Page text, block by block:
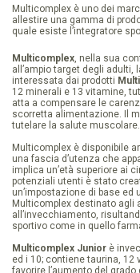
SPECIALI
BSN
PREMI
POWER
POINTS
BSN
TV
BSN
Multicomplex è uno dei
allestire una gamma di
quale esiste l’integratore
Multicomplex, nella sua
all’ampio target degli adulti,
interessata dai prodotti
12 minerali e 13 vitamine,
atta a compensare le
scorretta alimentazione. Il
tutelare la salute muscolare.
Multicomplex è disponibile
una fascia d’utenza che
implica un’età superiore ai
potenziali utenti è stato
un’impostazione di base
Multicomplex destinato agli
all’invecchiamento,
sportivo come in quello
Multicomplex Junior è
ed i 10; contiene taurina,
favorire l’aumento del